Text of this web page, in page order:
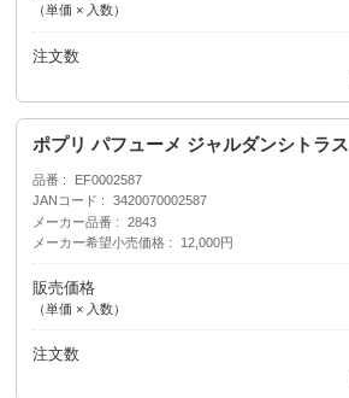
（単価 × 入数）
注文数
ポプリ パフューメ ジャルダンシトラス
品番
EF0002587
JANコード
3420070002587
メーカー品番
2843
メーカー希望小売価格
12,000円
販売価格
（単価 × 入数）
注文数